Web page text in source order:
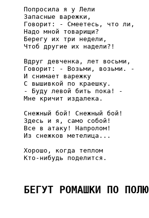
     Попросила я у Лели
     Запасные варежки,
     Говорит: - Смеетесь, что ли,
     Надо мной товарищи?
     Берегу их три недели,
     Чтоб другие их надели?!
     Вдруг девченка, лет восьми,
     Говорит: - Возьми, возьми. -
     И снимает варежку
     С вышивкой по краешку.
     - Буду левой бить пока! -
     Мне кричит издалека.
     Снежный бой! Снежный бой!
     Здесь и я, само собой!
     Все в атаку! Напролом!
     Из снежков метелица...
     Хорошо, когда теплом
     Кто-нибудь поделится.
БЕГУТ РОМАШКИ ПО ПОЛЮ